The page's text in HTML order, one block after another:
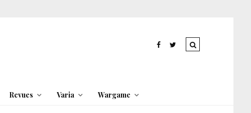
Revues Varia Wargame